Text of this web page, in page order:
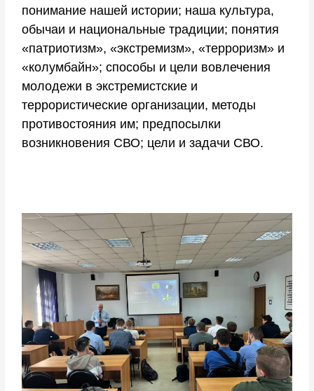
понимание нашей истории; наша культура,
обычаи и национальные традиции; понятия
«патриотизм», «экстремизм», «терроризм» и
«колумбайн»; способы и цели вовлечения
молодежи в экстремистские и
террористические организации, методы
противостояния им; предпосылки
возникновения СВО; цели и задачи СВО.